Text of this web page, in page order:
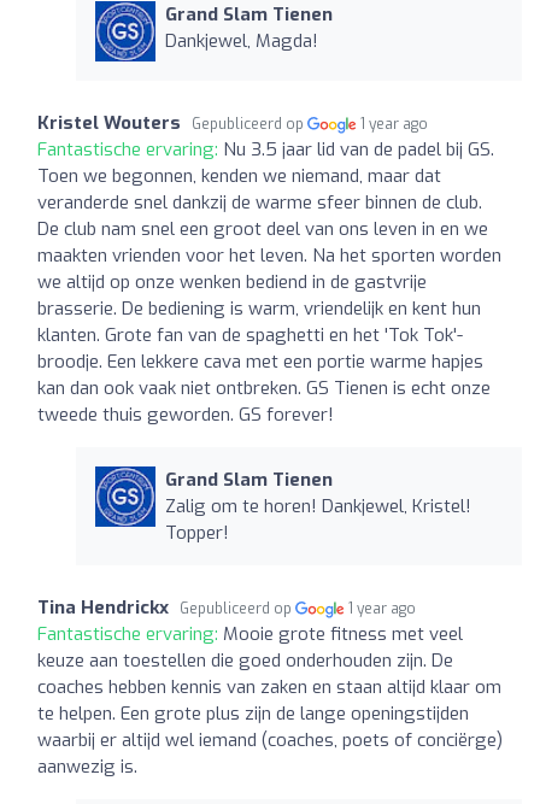
Grand Slam Tienen
Dankjewel, Magda!
Kristel Wouters Gepubliceerd op 1 year ago
Fantastische ervaring: Nu 3.5 jaar lid van de padel bij GS.
Toen we begonnen, kenden we niemand, maar dat
veranderde snel dankzij de warme sfeer binnen de club.
De club nam snel een groot deel van ons leven in en we
maakten vrienden voor het leven. Na het sporten worden
we altijd op onze wenken bediend in de gastvrije
brasserie. De bediening is warm, vriendelijk en kent hun
klanten. Grote fan van de spaghetti en het 'Tok Tok'-
broodje. Een lekkere cava met een portie warme hapjes
kan dan ook vaak niet ontbreken. GS Tienen is echt onze
tweede thuis geworden. GS forever!
Grand Slam Tienen
Zalig om te horen! Dankjewel, Kristel!
Topper!
Tina Hendrickx Gepubliceerd op 1 year ago
Fantastische ervaring: Mooie grote fitness met veel
keuze aan toestellen die goed onderhouden zijn. De
coaches hebben kennis van zaken en staan altijd klaar om
te helpen. Een grote plus zijn de lange openingstijden
waarbij er altijd wel iemand (coaches, poets of conciërge)
aanwezig is.